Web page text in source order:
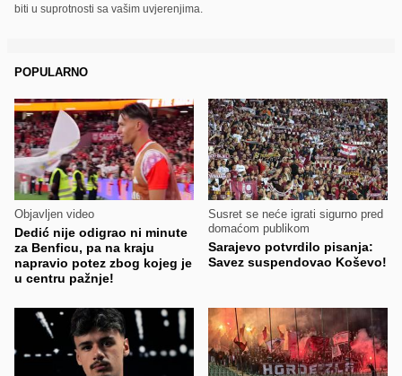
biti u suprotnosti sa vašim uvjerenjima.
POPULARNO
Objavljen video
Dedić nije odigrao ni minute
za Benficu, pa na kraju
napravio potez zbog kojeg je
u centru pažnje!
Susret se neće igrati sigurno pred
domaćom publikom
Sarajevo potvrdilo pisanja:
Savez suspendovao Koševo!